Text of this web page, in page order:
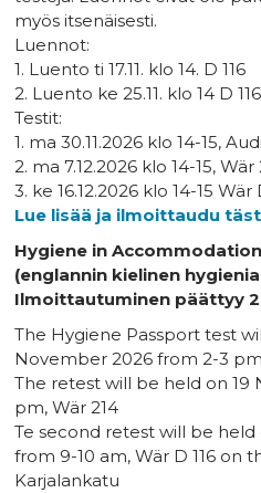
myös itsenäisesti.
Luennot:
1. Luento ti 17.11. klo 14. D 116
2. Luento ke 25.11. klo 14 D 116
Testit:
1. ma 30.11.2026 klo 14-15,
2. ma 7.12.2026 klo 14-15, Wär
3. ke 16.12.2026 klo 14-15 Wär
Lue lisää ja ilmoittaudu
Hygiene in
(englannin kielinen
Ilmoittautuminen päättyy
The Hygiene Passport test
November 2026 from 2-3
The retest will be held on 19
pm, Wär 214
Te second retest will be
from 9-10 am, Wär D 116 on
Karjalankatu